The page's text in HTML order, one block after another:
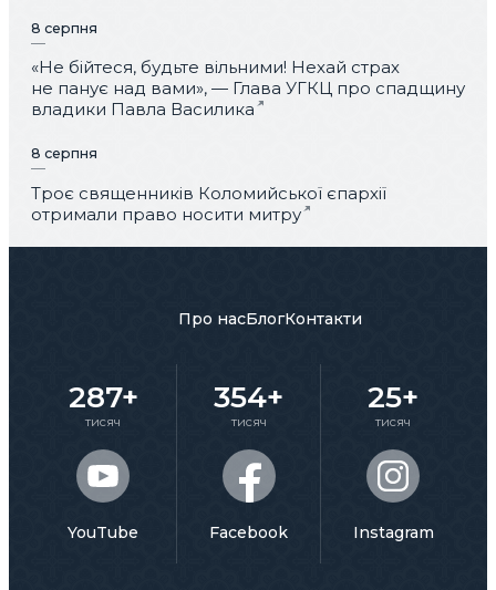
8 серпня
«Не бійтеся, будьте вільними! Нехай страх
не панує над вами», — Глава УГКЦ про спадщину
владики Павла Василика
8 серпня
Троє священників Коломийської єпархії
отримали право носити митру
Про насБлогКонтакти
287+
тисяч
YouTube
354+
тисяч
Facebook
25+
тисяч
Instagram